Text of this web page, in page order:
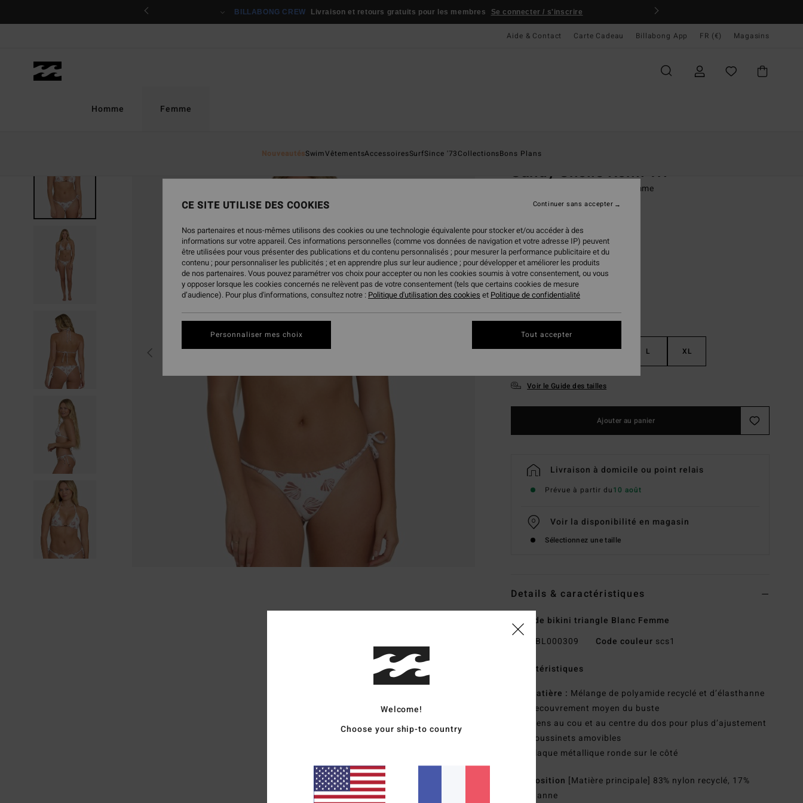
BILLABONG CREW Livraison et retours gratuits pour les membres Se connecter / s'inscrire
Aide & Contact Carte Cadeau Billabong App FR (€) Magasins
Homme Femme
NouveautésSwimVêtementsAccessoiresSurfSince '73CollectionsBons Plans
Sandy Shells Remi Tri
Haut de bikini triangle Blanc Femme
CouleurSalt Crystal
XS S M L XL
Voir le Guide des tailles
Ajouter au panier
Livraison à domicile ou point relais
Prévue à partir du10 août
Voir la disponibilité en magasin
Sélectionnez une taille
Details & caractéristiques
Haut de bikini triangle Blanc Femme
BL000309 Code couleur scs1
Caractéristiques
Matière : Mélange de polyamide recyclé et d’élasthanne
Recouvrement moyen du buste
Liens au cou et au centre du dos pour plus d’ajustement
Coussinets amovibles
Plaque métallique ronde sur le côté
Composition [Matière principale] 83% nylon recyclé, 17%
élasthanne
Welcome!
Choose your ship-to country
CE SITE UTILISE DES COOKIES
Nos partenaires et nous-mêmes utilisons des cookies ou une technologie équivalente pour stocker et/ou accéder à des
informations sur votre appareil. Ces informations personnelles (comme vos données de navigation et votre adresse IP) peuvent
être utilisées pour vous présenter des publications et du contenu personnalisés ; pour mesurer la performance publicitaire et du
contenu ; pour personnaliser les publicités ; et en apprendre plus sur leur audience ; pour développer et améliorer les produits
de nos partenaires. Vous pouvez paramétrer vos choix pour accepter ou non les cookies soumis à votre consentement, ou vous
y opposer lorsque les cookies concernés ne relèvent pas de votre consentement (tels que certains cookies de mesure
d’audience). Pour plus d'informations, consultez notre : Politique d'utilisation des cookies et Politique de confidentialité
Personnaliser mes choix
Continuer sans accepter
Tout accepter